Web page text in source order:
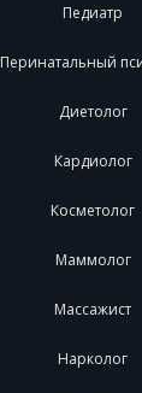
Педиатр
Перинатальный
Диетолог
Кардиолог
Косметолог
Маммолог
Массажист
Нарколог